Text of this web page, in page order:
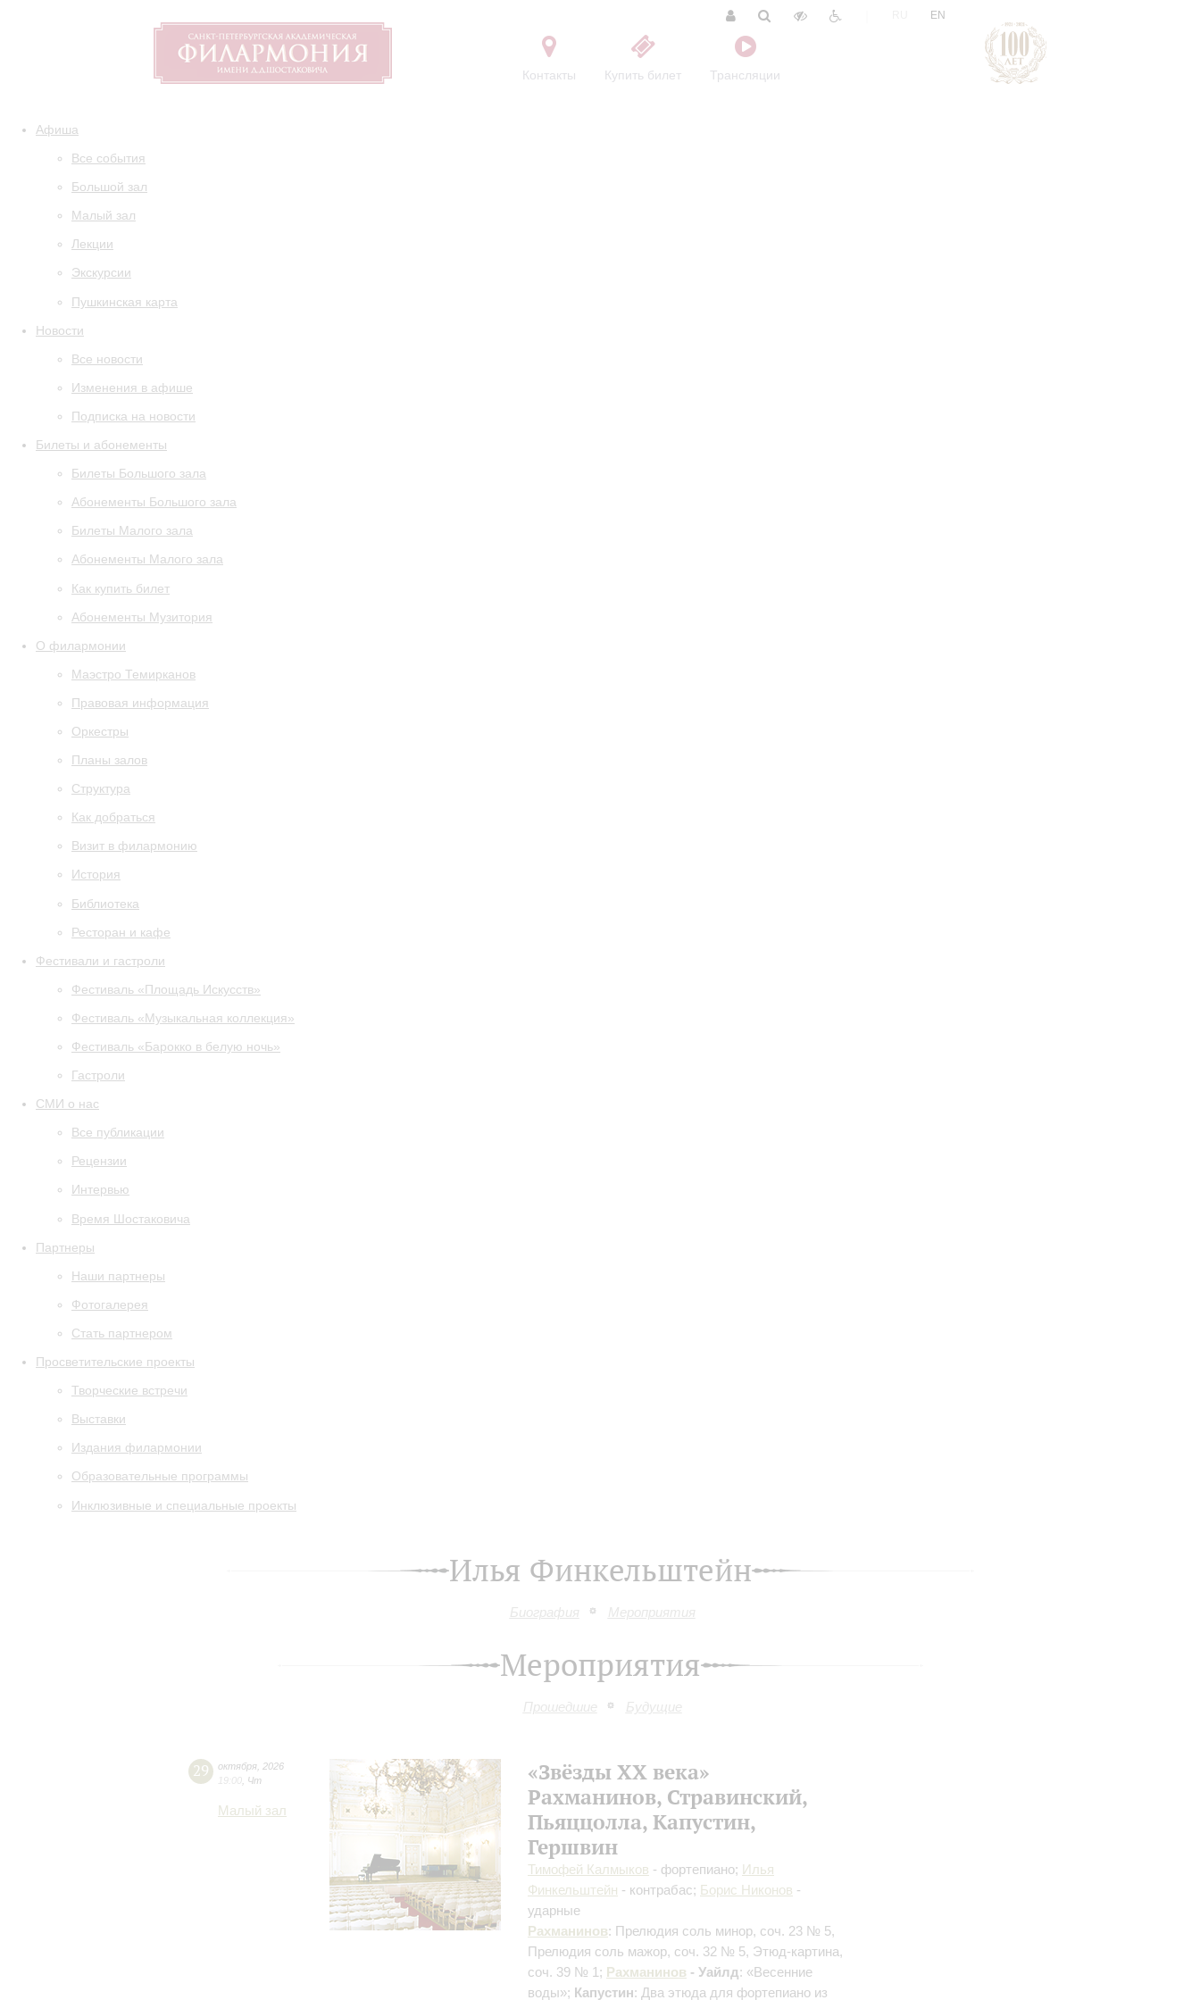
Контакты Купить билет Трансляции
EN
Афиша
Все события
Большой зал
Малый зал
Лекции
Экскурсии
Пушкинская карта
Новости
Все новости
Изменения в афише
Подписка на новости
Билеты и абонементы
Билеты Большого зала
Абонементы Большого зала
Билеты Малого зала
Абонементы Малого зала
Как купить билет
Абонементы Музитория
О филармонии
Маэстро Темирканов
Правовая информация
Оркестры
Планы залов
Структура
Как добраться
Визит в филармонию
История
Библиотека
Ресторан и кафе
Фестивали и гастроли
Фестиваль «Площадь Искусств»
Фестиваль «Музыкальная коллекция»
Фестиваль «Барокко в белую ночь»
Гастроли
СМИ о нас
Все публикации
Рецензии
Интервью
Время Шостаковича
Партнеры
Наши партнеры
Фотогалерея
Стать партнером
Просветительские проекты
Творческие встречи
Выставки
Издания филармонии
Образовательные программы
Инклюзивные и специальные проекты
Илья Финкельштейн
Биография Мероприятия
Мероприятия
Прошедшие Будущие
29 октября 2026
19:00 Чт
Малый зал
«Звёзды ХХ века»
Рахманинов, Стравинский,
Пьяццолла, Капустин,
Гершвин
Тимофей Калмыков - фортепиано; Илья
Финкельштейн - контрабас; Борис Никонов -
ударные
Рахманинов: Прелюдия соль минор, соч. 23 № 5,
Прелюдия соль мажор, соч. 32 № 5, Этюд-картина,
соч. 39 № 1; Рахманинов - Уайлд: «Весенние
воды»; Капустин: Два этюда для фортепиано из